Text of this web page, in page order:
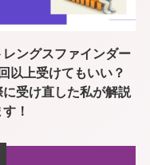
レングスファインダー
以上受けてもいい？
に受け直した私が解説
！